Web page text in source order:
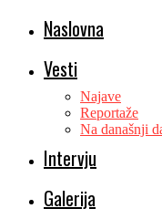
Naslovna
Vesti
Najave
Reportaže
Na današnji
Intervju
Galerija